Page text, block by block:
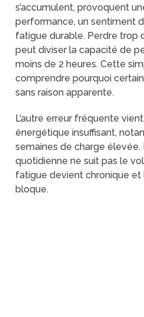
s’accumulent, provoquent
performance, un sentiment
fatigue durable. Perdre trop
peut diviser la capacité de
moins de 2 heures. Cette
comprendre pourquoi
sans raison apparente.
L’autre erreur fréquente
énergétique insuffisant,
semaines de charge élevée.
quotidienne ne suit pas le
fatigue devient chronique et
bloque.